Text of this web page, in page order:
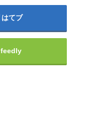
はてブ
feedly